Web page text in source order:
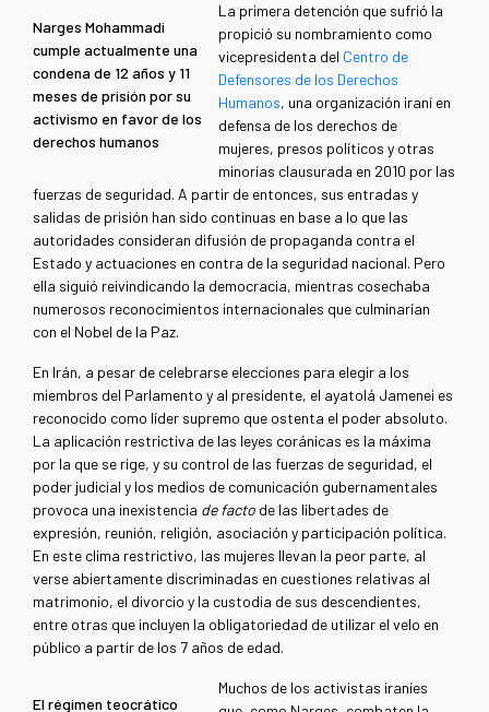
Narges Mohammadi
cumple actualmente una
condena de 12 años y 11
meses de prisión por su
activismo en favor de los
derechos humanos
La primera detención que sufrió la
propició su nombramiento como
vicepresidenta del Centro de
Defensores de los Derechos
Humanos, una organización iraní en
defensa de los derechos de
mujeres, presos políticos y otras
minorías clausurada en 2010 por las
fuerzas de seguridad. A partir de entonces, sus entradas y
salidas de prisión han sido continuas en base a lo que las
autoridades consideran difusión de propaganda contra el
Estado y actuaciones en contra de la seguridad nacional. Pero
ella siguió reivindicando la democracia, mientras cosechaba
numerosos reconocimientos internacionales que culminarían
con el Nobel de la Paz.
En Irán, a pesar de celebrarse elecciones para elegir a los
miembros del Parlamento y al presidente, el ayatolá Jamenei es
reconocido como líder supremo que ostenta el poder absoluto.
La aplicación restrictiva de las leyes coránicas es la máxima
por la que se rige, y su control de las fuerzas de seguridad, el
poder judicial y los medios de comunicación gubernamentales
provoca una inexistencia de facto de las libertades de
expresión, reunión, religión, asociación y participación política.
En este clima restrictivo, las mujeres llevan la peor parte, al
verse abiertamente discriminadas en cuestiones relativas al
matrimonio, el divorcio y la custodia de sus descendientes,
entre otras que incluyen la obligatoriedad de utilizar el velo en
público a partir de los 7 años de edad.
El régimen teocrático
Muchos de los activistas iraníes